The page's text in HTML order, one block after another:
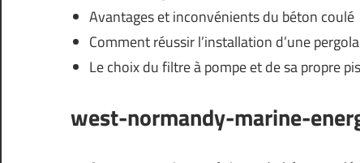
Avantages et inconvénients du béton coulé
Comment réussir l’installation d’une
Le choix du filtre à pompe et de sa propre
west-normandy-marine-